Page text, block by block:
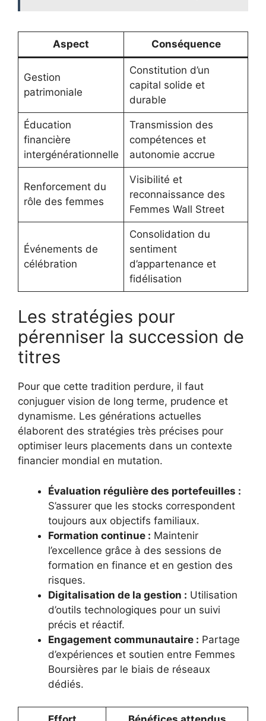
Aspect Conséquence
Gestion
patrimoniale
Constitution d’un
capital solide et
durable
Éducation
financière
intergénérationnelle
Transmission des
compétences et
autonomie accrue
Renforcement du
rôle des femmes
Visibilité et
reconnaissance des
Femmes Wall Street
Événements de
célébration
Consolidation du
sentiment
d’appartenance et
fidélisation
Les stratégies pour
pérenniser la succession de
titres
Pour que cette tradition perdure, il faut
conjuguer vision de long terme, prudence et
dynamisme. Les générations actuelles
élaborent des stratégies très précises pour
optimiser leurs placements dans un contexte
financier mondial en mutation.
Évaluation régulière des portefeuilles :
S’assurer que les stocks correspondent
toujours aux objectifs familiaux.
Formation continue : Maintenir
l’excellence grâce à des sessions de
formation en finance et en gestion des
risques.
Digitalisation de la gestion : Utilisation
d’outils technologiques pour un suivi
précis et réactif.
Engagement communautaire : Partage
d’expériences et soutien entre Femmes
Boursières par le biais de réseaux
dédiés.